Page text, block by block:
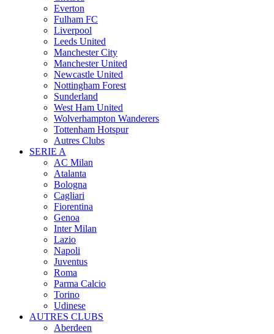
Everton
Fulham FC
Liverpool
Leeds United
Manchester City
Manchester United
Newcastle United
Nottingham Forest
Sunderland
West Ham United
Wolverhampton Wanderers
Tottenham Hotspur
Autres Clubs
SERIE A
AC Milan
Atalanta
Bologna
Cagliari
Fiorentina
Genoa
Inter Milan
Lazio
Napoli
Juventus
Roma
Parma Calcio
Torino
Udinese
AUTRES CLUBS
Aberdeen